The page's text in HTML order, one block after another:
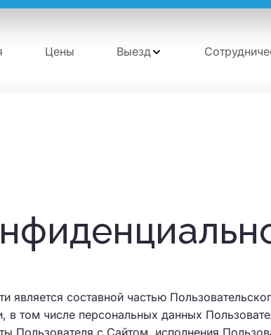
Цены Выезд
является составной частью
в том числе персональных данных
Пользователя с Сайтом, исполнения